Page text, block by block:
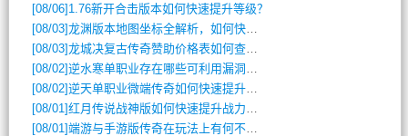
[08/06] 1.76新开合击版本如何快速提升等级？
[08/03]龙渊版本地图坐标全解析，如何快速定位BOSS位置？
[08/03]龙城决复古传奇赞助价格表如何查询？
[08/02]逆水寒单职业存在哪些可利用漏洞？如何快速提升战力？
[08/02]逆天单职业微端传奇如何快速提升战力？新手必看攻略
[08/01]红月传说战神版如何快速提升战力？新手攻略全解析？
[08/01]端游与手游版传奇在玩法上有何不同？